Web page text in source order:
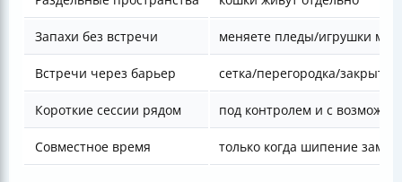
Запахи без встречи меняете пледы/игрушки
Встречи через барьер сетка/перегородка/
Короткие сессии рядом под контролем и с
Совместное время только когда шипение